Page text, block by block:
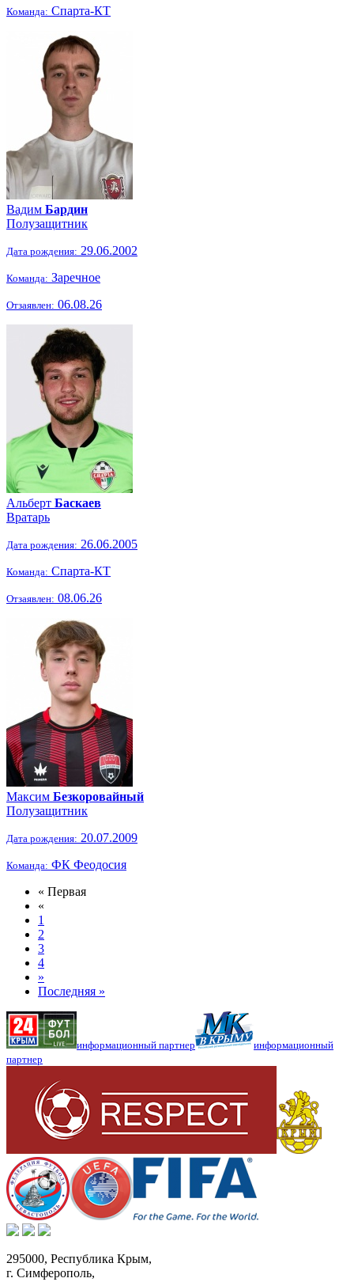
Команда: Спарта-КТ
Вадим Бардин
Полузащитник
Дата рождения: 29.06.2002
Команда: Заречное
Отзаявлен: 06.08.26
Альберт Баскаев
Вратарь
Дата рождения: 26.06.2005
Команда: Спарта-КТ
Отзаявлен: 08.06.26
Максим Безкоровайный
Полузащитник
Дата рождения: 20.07.2009
Команда: ФК Феодосия
« Первая
«
1
2
3
4
»
Последняя »
информационный партнер
информационный
партнер
295000, Республика Крым,
г. Симферополь,